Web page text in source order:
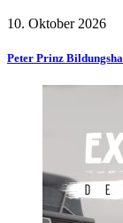
10. Oktober 2026
Peter Prinz